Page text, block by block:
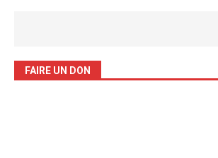
FAIRE UN DON